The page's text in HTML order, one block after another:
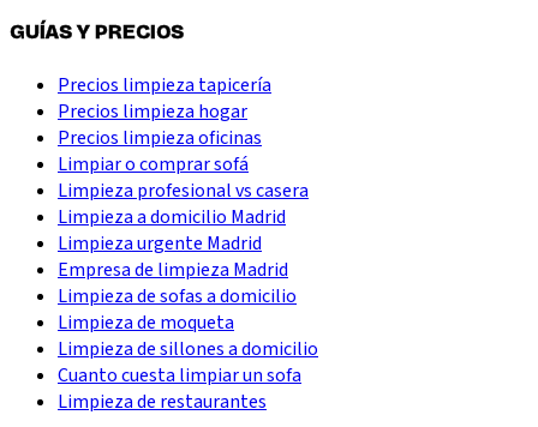
GUÍAS Y PRECIOS
Precios limpieza tapicería
Precios limpieza hogar
Precios limpieza oficinas
Limpiar o comprar sofá
Limpieza profesional vs casera
Limpieza a domicilio Madrid
Limpieza urgente Madrid
Empresa de limpieza Madrid
Limpieza de sofas a domicilio
Limpieza de moqueta
Limpieza de sillones a domicilio
Cuanto cuesta limpiar un sofa
Limpieza de restaurantes